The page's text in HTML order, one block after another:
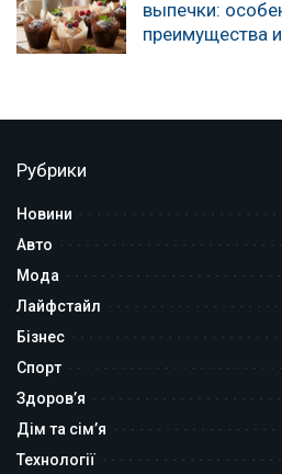
выпечки:
преимущества
Рубрики
Новини
Авто
Мода
Лайфстайл
Бізнес
Спорт
Здоров’я
Дім та сім’я
Технології